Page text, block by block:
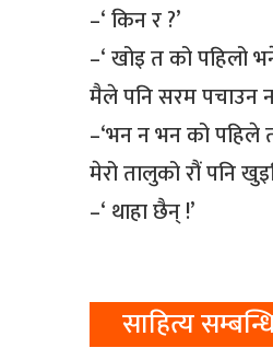
–‘ किन र ?’
–‘ खोइ त को पहिलो
मैले पनि सरम पचाउन
–‘भन न भन को पहिले
मेरो तालुको रौं पनि
–‘ थाहा छैन् !’
साहित्य